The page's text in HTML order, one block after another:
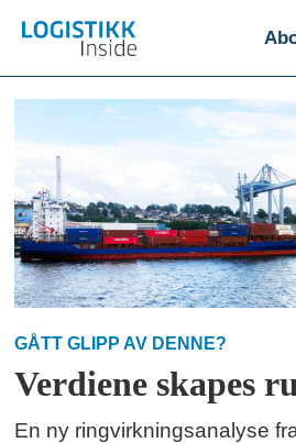
Emne:
inside
sommerles
GÅTT GLIPP AV DENNE?
Verdiene skapes
En ny ringvirkningsanalyse